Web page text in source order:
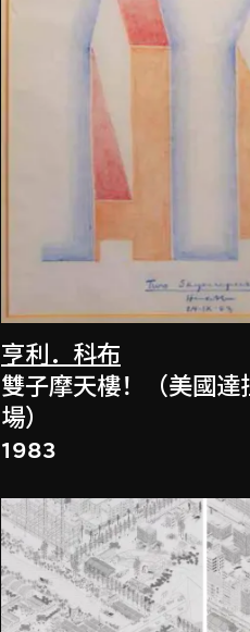
亨利．科布
雙子摩天樓！（美國達
場）
1983